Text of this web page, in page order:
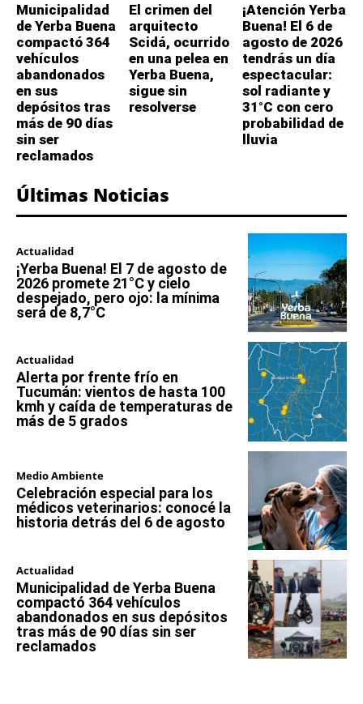
Municipalidad
de Yerba Buena
compactó 364
vehículos
abandonados
en sus
depósitos tras
más de 90 días
sin ser
reclamados
El crimen del
arquitecto
Scidá, ocurrido
en una pelea en
Yerba Buena,
sigue sin
resolverse
¡Atención Yerba
Buena! El 6 de
agosto de 2026
tendrás un día
espectacular:
sol radiante y
31°C con cero
probabilidad de
lluvia
Últimas Noticias
Actualidad
¡Yerba Buena! El 7 de agosto de
2026 promete 21°C y cielo
despejado, pero ojo: la mínima
será de 8,7°C
Actualidad
Alerta por frente frío en
Tucumán: vientos de hasta 100
kmh y caída de temperaturas de
más de 5 grados
Medio Ambiente
Celebración especial para los
médicos veterinarios: conocé la
historia detrás del 6 de agosto
Actualidad
Municipalidad de Yerba Buena
compactó 364 vehículos
abandonados en sus depósitos
tras más de 90 días sin ser
reclamados